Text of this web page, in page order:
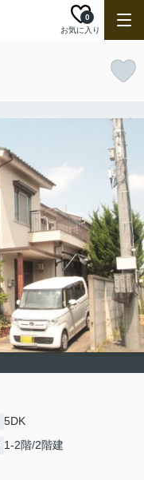
お気に入り
0
5DK
1-2階/2階建